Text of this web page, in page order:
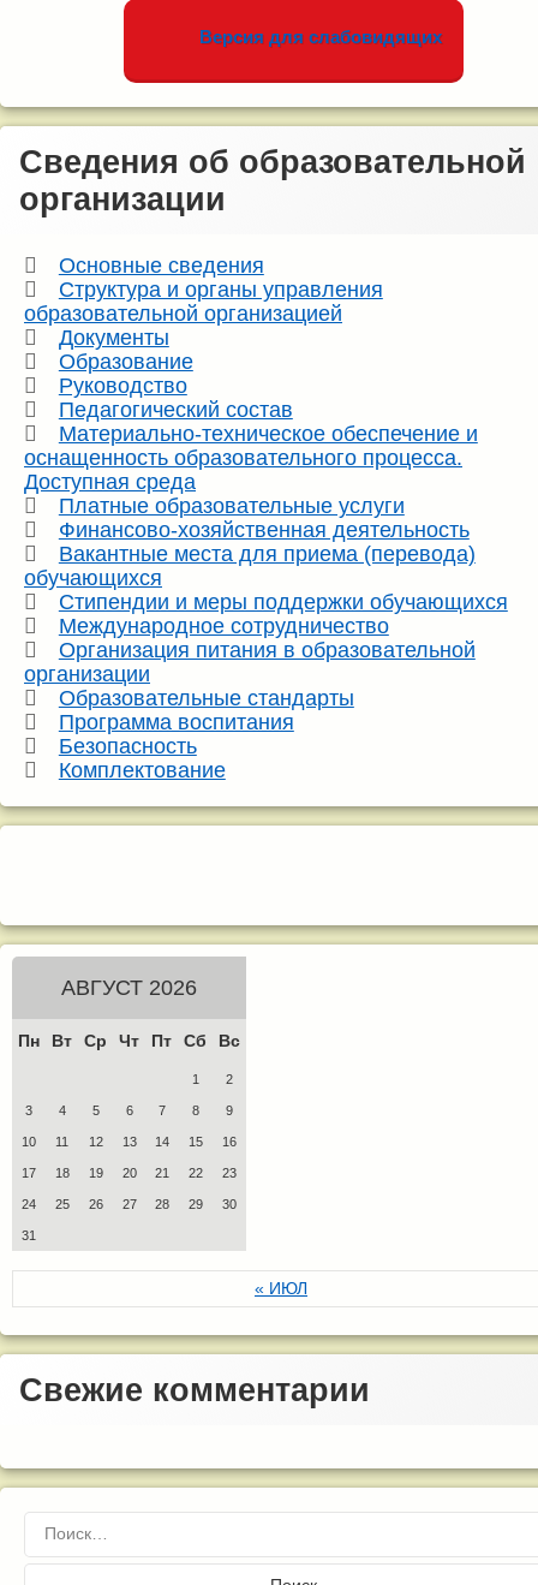
Версия для слабовидящих
Сведения об образовательной
организации
Основные сведения
Структура и органы управления
образовательной организацией
Документы
Образование
Руководство
Педагогический состав
Материально-техническое обеспечение и
оснащенность образовательного процесса.
Доступная среда
Платные образовательные услуги
Финансово-хозяйственная деятельность
Вакантные места для приема (перевода)
обучающихся
Стипендии и меры поддержки обучающихся
Международное сотрудничество
Организация питания в образовательной
организации
Образовательные стандарты
Программа воспитания
Безопасность
Комплектование
АВГУСТ 2026
Пн Вт Ср Чт Пт Сб Вс
1 2
3 4 5 6 7 8 9
10 11 12 13 14 15 16
17 18 19 20 21 22 23
24 25 26 27 28 29 30
31
« ИЮЛ
Свежие комментарии
Найти: